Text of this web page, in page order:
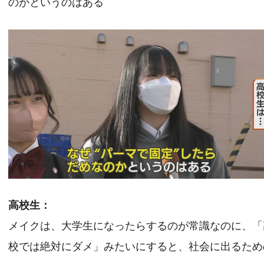
高校生：
メイクは、大学生になったらするのが常識なのに、
校では絶対にダメ」みたいにすると、社会に出るた